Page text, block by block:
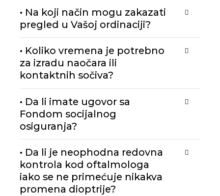
• Na koji način mogu zakazati
pregled u Vašoj ordinaciji?
• Koliko vremena je potrebno
za izradu naočara ili
kontaktnih sočiva?
• Da li imate ugovor sa
Fondom socijalnog
osiguranja?
• Da li je neophodna redovna
kontrola kod oftalmologa
iako se ne primećuje nikakva
promena dioptrije?